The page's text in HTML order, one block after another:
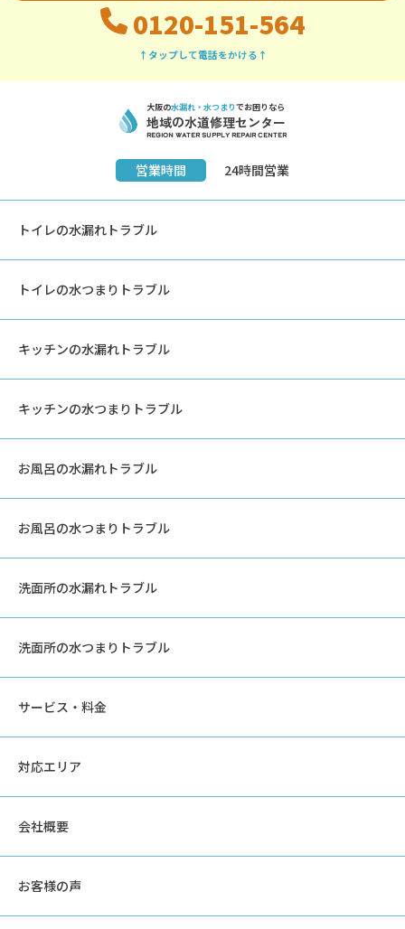
0120-151-564
↑タップして電話をかける↑
大阪の水漏れ・水つまりでお困りなら
地域の水道修理センター
REGION Water Supply REPAIR Center
営業時間 24時間営業
トイレの水漏れトラブル
トイレの水つまりトラブル
キッチンの水漏れトラブル
キッチンの水つまりトラブル
お風呂の水漏れトラブル
お風呂の水つまりトラブル
洗面所の水漏れトラブル
洗面所の水つまりトラブル
サービス・料金
対応エリア
会社概要
お客様の声